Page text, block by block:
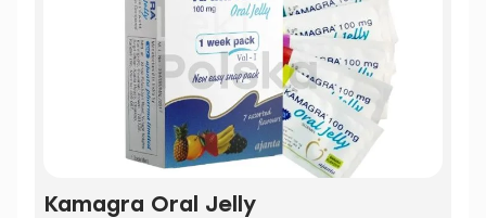
Kamagra Oral Jelly